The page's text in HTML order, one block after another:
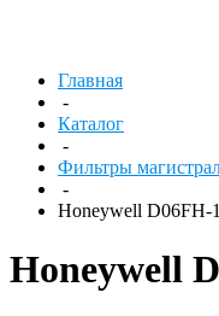
Главная
-
Каталог
-
Фильтры
-
Honeywell D06FH-
Honeywell